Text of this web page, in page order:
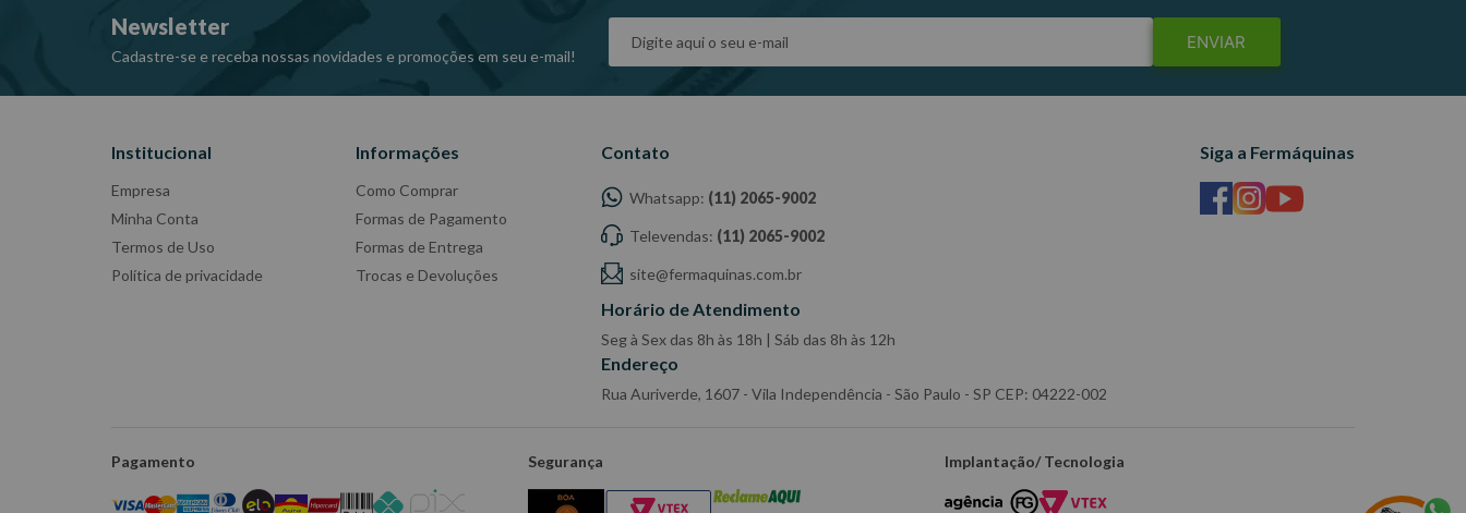
Newsletter
Cadastre-se e receba nossas novidades e promoções em seu e-mail!
ENVIAR
Institucional
Empresa
Minha Conta
Termos de Uso
Política de privacidade
Informações
Como Comprar
Formas de Pagamento
Formas de Entrega
Trocas e Devoluções
Contato
Whatsapp: (11) 2065-9002
Televendas: (11) 2065-9002
site@fermaquinas.com.br
Horário de Atendimento
Seg à Sex das 8h às 18h | Sáb das 8h às 12h
Endereço
Rua Auriverde, 1607 - Vila Independência - São Paulo - SP CEP: 04222-002
Siga a Fermáquinas
Pagamento Segurança Implantação/ Tecnologia